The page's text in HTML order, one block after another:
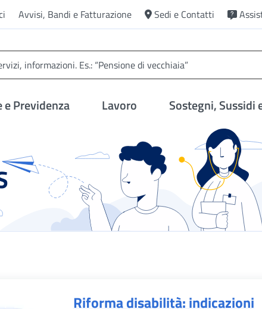
Avvisi, Bandi e Fatturazione Sedi e Contatti
e Previdenza Lavoro Sostegni, Sussidi
Riforma disabilità: indicazioni